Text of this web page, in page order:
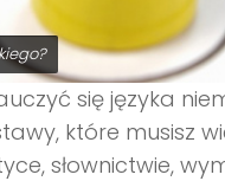
się języka
które musisz
słownictwie,